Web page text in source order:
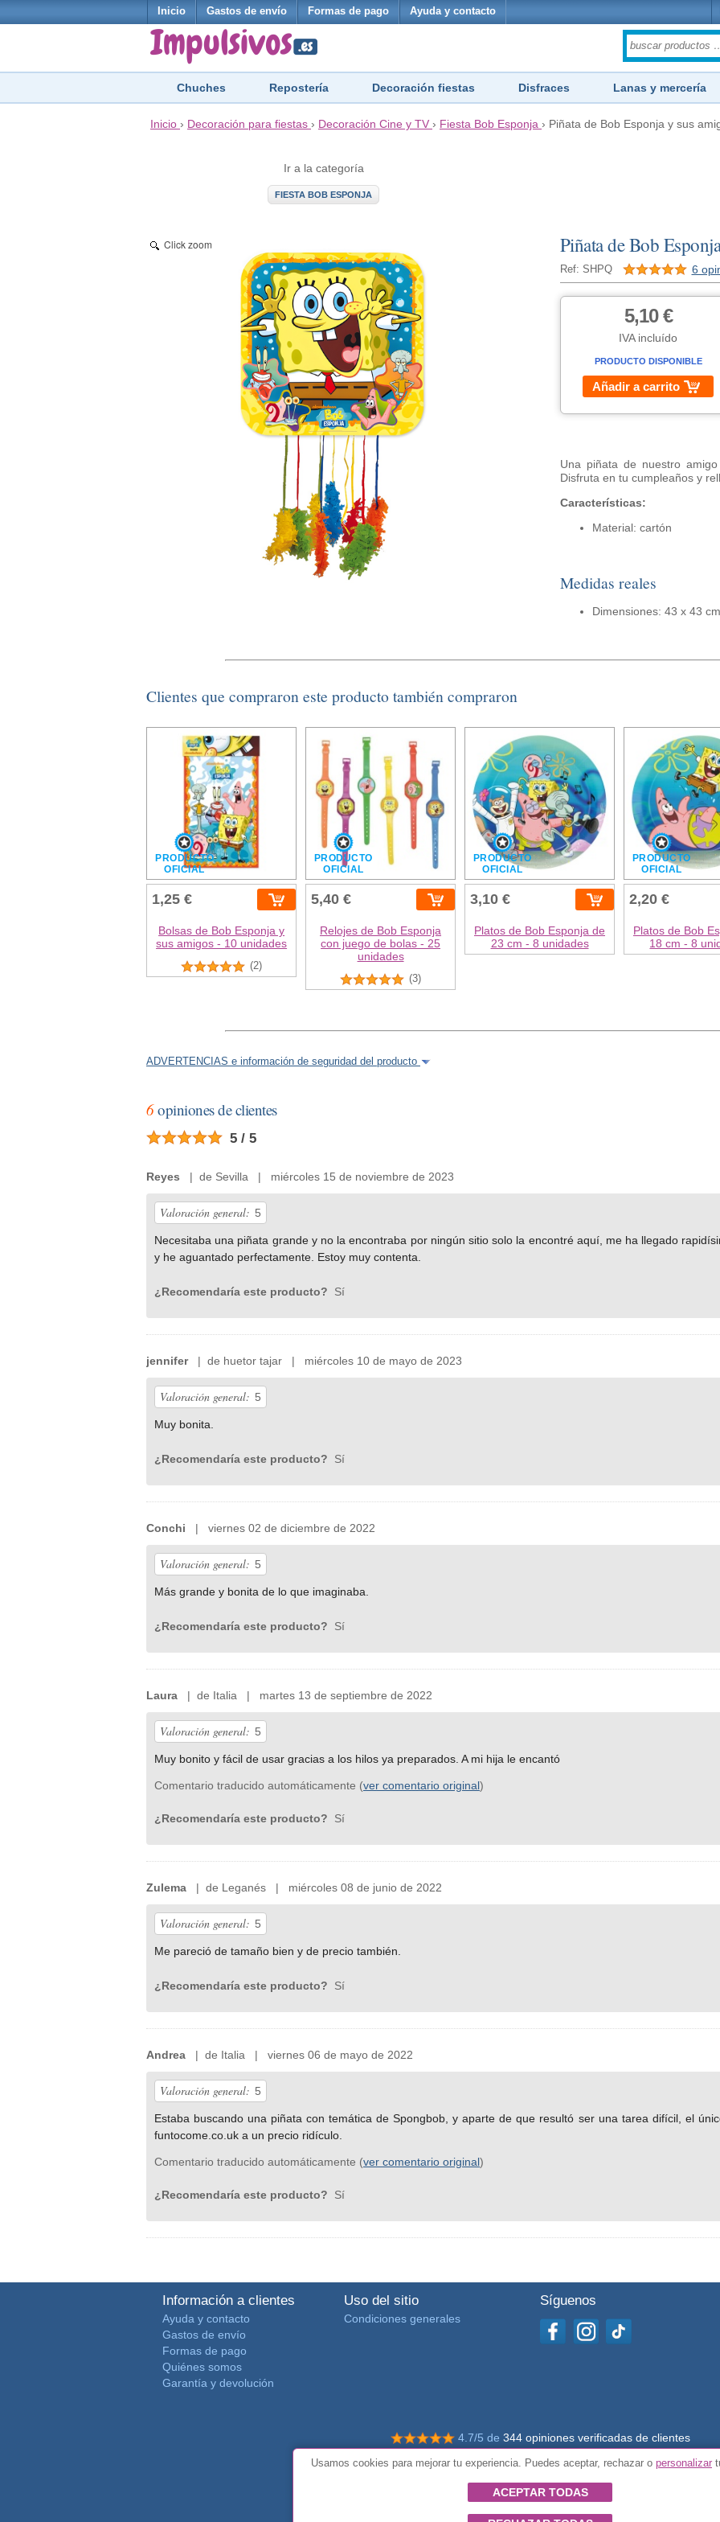
Inicio Gastos de envío Formas de pago Ayuda y contacto
Chuches Repostería Decoración fiestas Disfraces Lanas y mercería
Inicio › Decoración para fiestas › Decoración Cine y TV › Fiesta Bob Esponja › Piñata de Bob Esponja y sus
Ir a la categoría
FIESTA BOB ESPONJA
Piñata de Bob
Ref: SHPQ 6
Click zoom
5,10 €
IVA incluído
PRODUCTO DISPONIBLE
Añadir a carrito
Una piñata de nuestro
Disfruta en tu cumpleaños y
Características:
Material: cartón
Medidas reales
Dimensiones: 43 x 43 cm
Clientes que compraron este producto también compraron
PRODUCTO
OFICIAL
1,25 €
Bolsas de Bob Esponja y
sus amigos - 10 unidades
(2)
PRODUCTO
OFICIAL
5,40 €
Relojes de Bob Esponja
con juego de bolas - 25
unidades
(3)
PRODUCTO
OFICIAL
3,10 €
Platos de Bob Esponja de
23 cm - 8 unidades
PRODUCTO
OFICIAL
2,20 €
Platos de Bob
18 cm - 8
ADVERTENCIAS e información de seguridad del producto
6opiniones de clientes
5 / 5
Reyes | de Sevilla | miércoles 15 de noviembre de 2023
Valoración general: 5
Necesitaba una piñata grande y no la encontraba por ningún sitio solo la encontré aquí, me ha llegado
y he aguantado perfectamente. Estoy muy contenta.
¿Recomendaría este producto? Sí
jennifer| de huetor tajar | miércoles 10 de mayo de 2023
Valoración general: 5
Muy bonita.
¿Recomendaría este producto? Sí
Conchi | viernes 02 de diciembre de 2022
Valoración general: 5
Más grande y bonita de lo que imaginaba.
¿Recomendaría este producto? Sí
Laura | de Italia | martes 13 de septiembre de 2022
Valoración general: 5
Muy bonito y fácil de usar gracias a los hilos ya preparados. A mi hija le encantó
Comentario traducido automáticamente (ver comentario original)
¿Recomendaría este producto? Sí
Zulema | de Leganés | miércoles 08 de junio de 2022
Valoración general: 5
Me pareció de tamaño bien y de precio también.
¿Recomendaría este producto? Sí
Andrea | de Italia | viernes 06 de mayo de 2022
Valoración general: 5
Estaba buscando una piñata con temática de Spongbob, y aparte de que resultó ser una tarea difícil, el
funtocome.co.uk a un precio ridículo.
Comentario traducido automáticamente (ver comentario original)
¿Recomendaría este producto? Sí
Información a clientes
Ayuda y contacto
Gastos de envío
Formas de pago
Quiénes somos
Garantía y devolución
Uso del sitio
Condiciones generales
Síguenos
4.7/5 de 344 opiniones verificadas de clientes
© Todos los derechos reservados Impulsivos
Usamos cookies para mejorar tu experiencia. Puedes aceptar, rechazar o personalizar
ACEPTAR TODAS